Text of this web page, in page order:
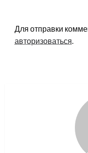
Для отправки
авторизоваться.